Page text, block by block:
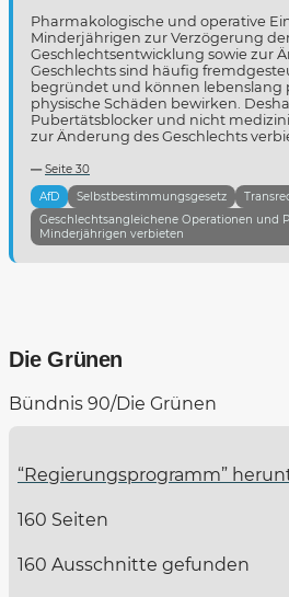
Pharmakologische und operative
Minderjährigen zur Verzögerung
Geschlechtsentwicklung sowie zur
Geschlechts sind häufig
begründet und können lebenslang
physische Schäden bewirken.
Pubertätsblocker und nicht
zur Änderung des Geschlechts
Seite 30
AfD
Selbstbestimmungsgesetz
Geschlechtsangleichene Operationen und
Minderjährigen verbieten
Die Grünen
Bündnis 90/Die Grünen
“Regierungsprogramm”
160 Seiten
160 Ausschnitte gefunden